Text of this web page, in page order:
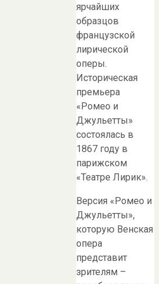
ярчайших
образцов
французской
лирической
оперы.
Историческая
премьера
«Ромео и
Джульетты»
состоялась в
1867 году в
парижском
«Театре Лирик».
Версия «Ромео и
Джульетты»,
которую Венская
опера
представит
зрителям –